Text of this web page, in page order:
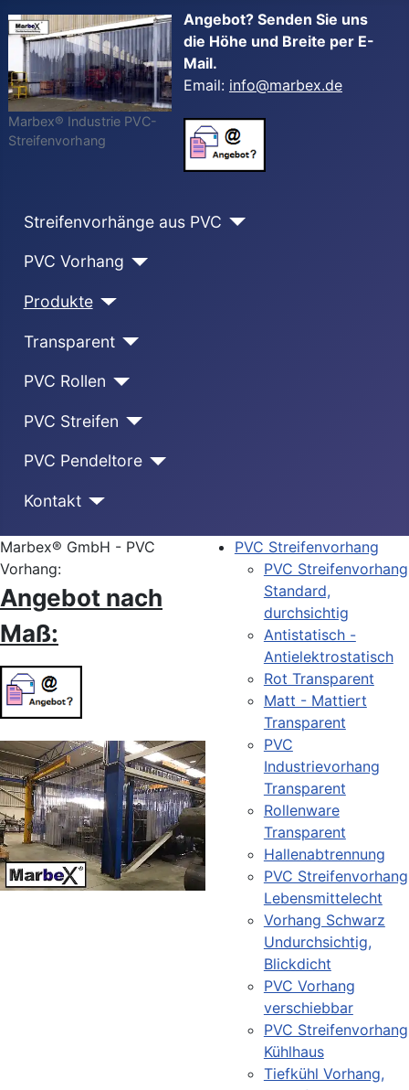
Marbex® Industrie PVC-
Streifenvorhang
Angebot? Senden Sie uns
die Höhe und Breite per E-
Mail.
Email: info@marbex.de
Streifenvorhänge aus PVC
PVC Vorhang
Produkte
Transparent
PVC Rollen
PVC Streifen
PVC Pendeltore
Kontakt
Marbex® GmbH - PVC
Vorhang:
Angebot nach
Maß:
PVC Streifenvorhang
PVC Streifenvorhang
Standard,
durchsichtig
Antistatisch -
Antielektrostatisch
Rot Transparent
Matt - Mattiert
Transparent
PVC
Industrievorhang
Transparent
Rollenware
Transparent
Hallenabtrennung
PVC Streifenvorhang
Lebensmittelecht
Vorhang Schwarz
Undurchsichtig,
Blickdicht
PVC Vorhang
verschiebbar
PVC Streifenvorhang
Kühlhaus
Tiefkühl Vorhang,